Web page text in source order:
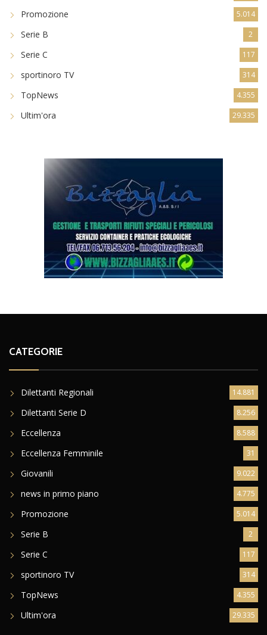
Promozione 5.014
Serie B 2
Serie C 117
sportinoro TV 314
TopNews 4.355
Ultim'ora 29.335
CATEGORIE
Dilettanti Regionali 14.881
Dilettanti Serie D 8.256
Eccellenza 8.588
Eccellenza Femminile 31
Giovanili 9.022
news in primo piano 4.775
Promozione 5.014
Serie B 2
Serie C 117
sportinoro TV 314
TopNews 4.355
Ultim'ora 29.335